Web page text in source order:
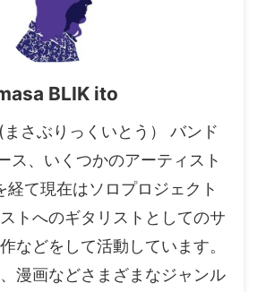
BLIK ito
さぶりっくいとう） バンド
ス、いくつかのアーティスト
経て現在はソロプロジェクト
トへのギタリストとしてのサ
などをして活動しています。
漫画などさまざまなジャンル